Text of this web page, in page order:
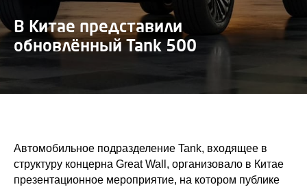
В Китае представили
обновлённый Tank 500
Автомобильное подразделение Tank, входящее в
структуру концерна Great Wall, организовало в Китае
презентационное мероприятие, на котором публике